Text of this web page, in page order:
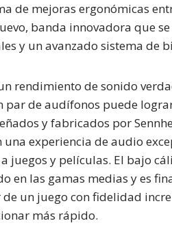
de mejoras ergonómicas
banda innovadora que
y un avanzado sistema de
rendimiento de sonido
par de audífonos puede
y fabricados por
experiencia de audio
juegos y películas. El bajo
en las gamas medias y es
un juego con fidelidad
más rápido.